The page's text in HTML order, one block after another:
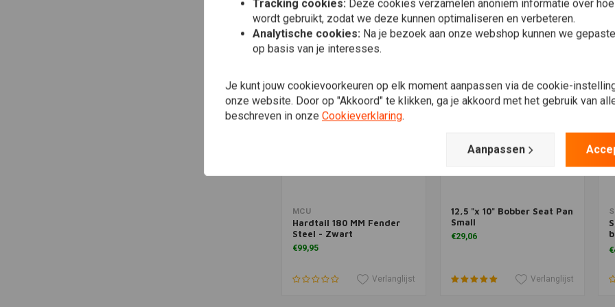
Verlanglijst Verlanglijst
MCU
Hardtail 180 MM Fender
Steel - Zwart
€99,95
Verlanglijst
Toevoegen aan winkelwagen
12,5 "x 10" Bobber Seat Pan
Small
€29,06
Verlanglijst
Tracking cookies: Deze cookies verzamelen anoniem informatie over
wordt gebruikt, zodat we deze kunnen optimaliseren en verbeteren.
Analytische cookies: Na je bezoek aan onze webshop kunnen we
op basis van je interesses.
Je kunt jouw cookievoorkeuren op elk moment aanpassen via de cookie-
onze website. Door op "Akkoord" te klikken, ga je akkoord met het gebruik van
beschreven in onze Cookieverklaring.
Aanpassen